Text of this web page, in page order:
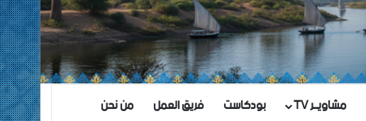
مشاويــر TV بودكاست فريق العمل من نحن